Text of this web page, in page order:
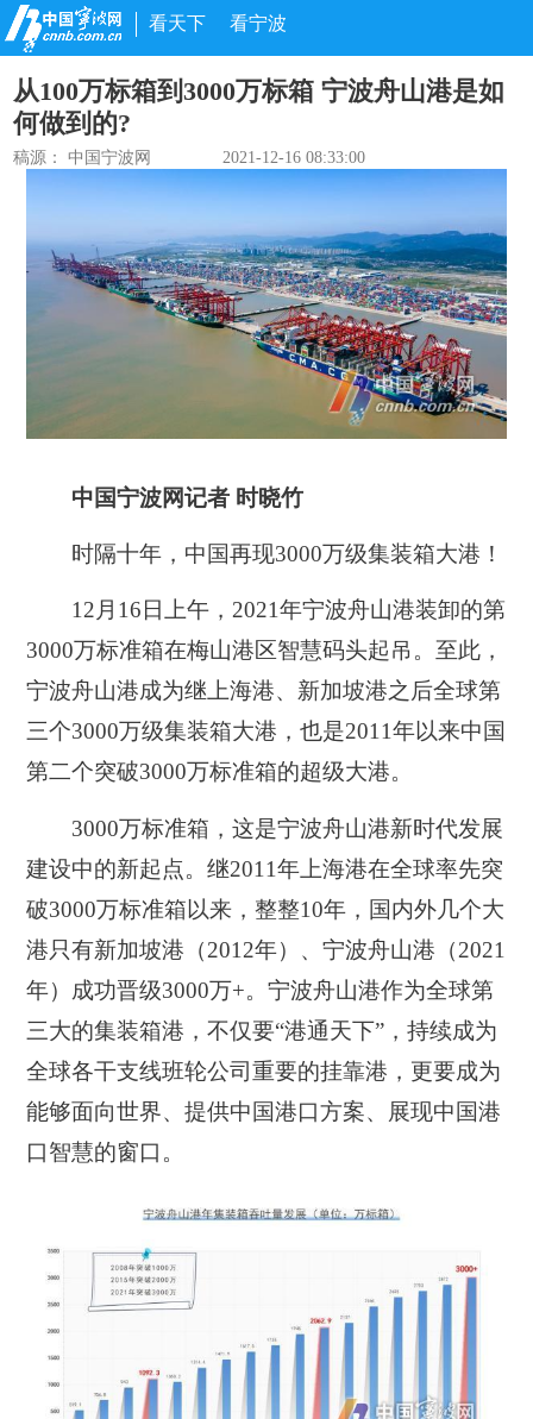
看天下 看宁波
从100万标箱到3000万标箱 宁波舟山港是如
何做到的?
稿源： 中国宁波网 2021-12-16 08:33:00
中国宁波网记者 时晓竹
时隔十年，中国再现3000万级集装箱大港！
12月16日上午，2021年宁波舟山港装卸的第
3000万标准箱在梅山港区智慧码头起吊。至此，
宁波舟山港成为继上海港、新加坡港之后全球第
三个3000万级集装箱大港，也是2011年以来中国
第二个突破3000万标准箱的超级大港。
3000万标准箱，这是宁波舟山港新时代发展
建设中的新起点。继2011年上海港在全球率先突
破3000万标准箱以来，整整10年，国内外几个大
港只有新加坡港（2012年）、宁波舟山港（2021
年）成功晋级3000万+。宁波舟山港作为全球第
三大的集装箱港，不仅要“港通天下”，持续成为
全球各干支线班轮公司重要的挂靠港，更要成为
能够面向世界、提供中国港口方案、展现中国港
口智慧的窗口。